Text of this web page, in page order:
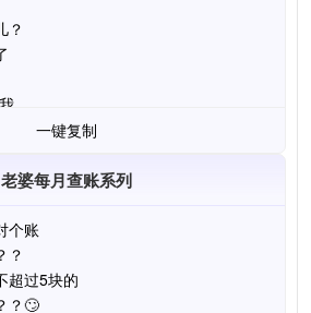
一键复制
老婆每月查账系列